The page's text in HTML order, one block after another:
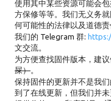
使用其中某些资源可能会
方保修等等。我们无义务
何可能性的法律以及道德责
我们的 Telegram 群:
文交流。
为方便查找固件版本，建
屎）。
保持固件的更新并不是我
到了在线更新，但我们并